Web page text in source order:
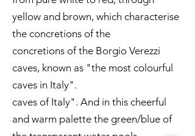
yellow and brown, which characterise
the concretions of the
concretions of the Borgio Verezzi
caves, known as "the most colourful
caves in Italy".
caves of Italy". And in this cheerful
and warm palette the green/blue of